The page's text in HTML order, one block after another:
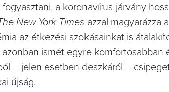
a koronavírus-járvány
New York Times azzal magyarázza
az étkezési szokásainkat is
ismét egyre komfortosabban
– jelen esetben deszkáról –
újság.